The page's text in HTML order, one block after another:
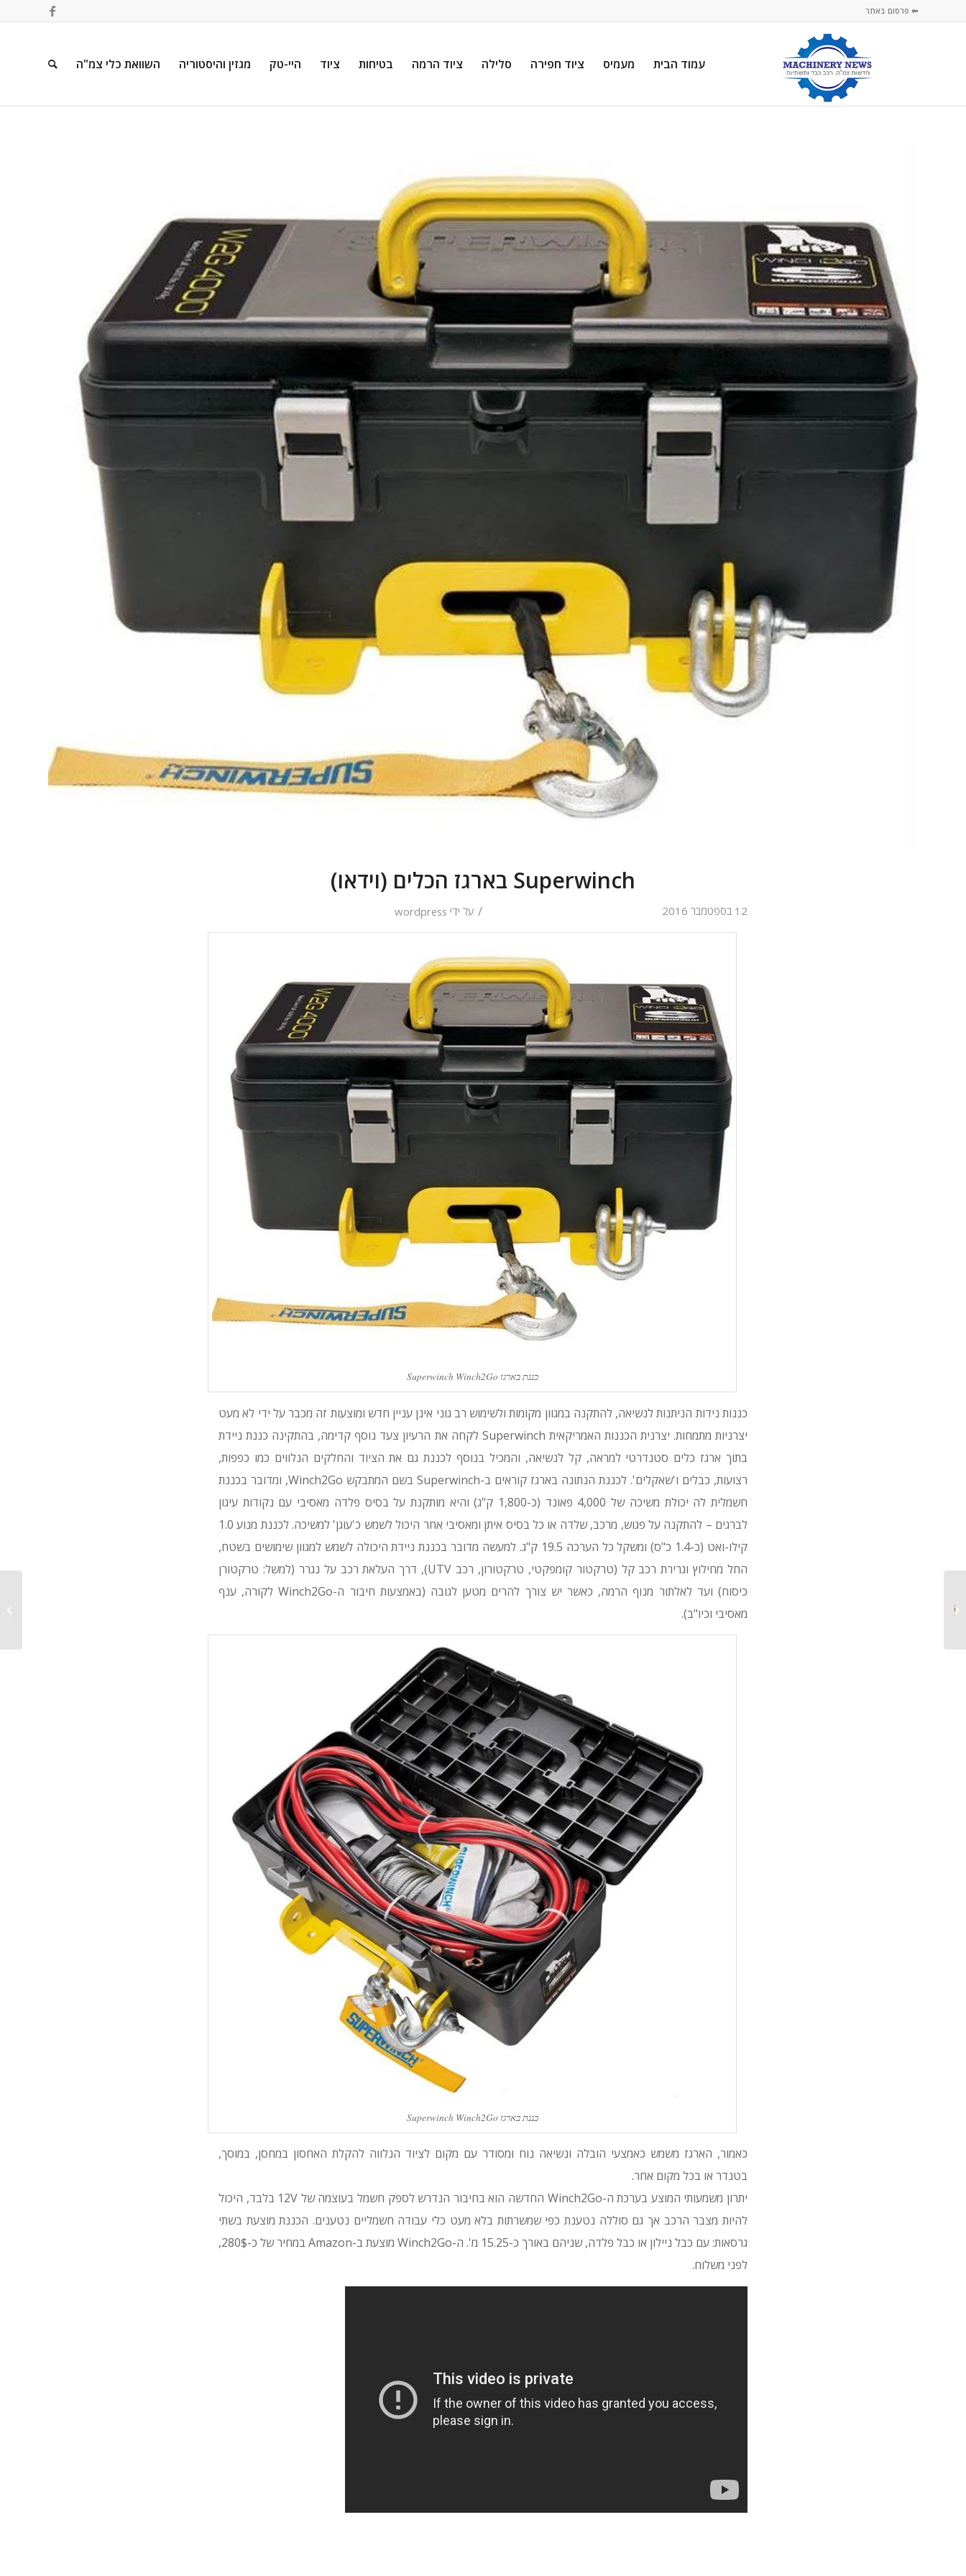
⬅ פרסום באתר
עמוד הבית מעמיס ציוד חפירה סלילה ציוד הרמה בטיחות ציוד היי-טק מגזין והיסטוריה השוואת כלי צמ"ה
Superwinch בארגז הכלים (וידאו)
12 בספטמבר 2016 / על ידי wordpress
כננת בארגז Superwinch Winch2Go
כננות נידות הניתנות לנשיאה, להתקנה במגוון מקומות ולשימוש רב גוני אינן עניין חדש ומוצעות זה מכבר על ידי לא מעט
יצרניות מתמחות. יצרנית הכננות האמריקאית Superwinch לקחה את הרעיון צעד נוסף קדימה, בהתקינה כננת ניידת
בתוך ארגז כלים סטנדרטי למראה, קל לנשיאה, והמכיל בנוסף לכננת גם את הציוד והחלקים הנלווים כמו כפפות,
רצועות, כבלים ו'שאקלים'. לכננת הנתונה בארגז קוראים ב-Superwinch בשם המתבקש Winch2Go, ומדובר בכננת
חשמלית לה יכולת משיכה של 4,000 פאונד (כ-1,800 ק"ג) והיא מותקנת על בסיס פלדה מאסיבי עם נקודות עיגון
לברגים – להתקנה על פגוש, מרכב, שלדה או כל בסיס איתן ומאסיבי אחר היכול לשמש כ'עוגן' למשיכה. לכננת מנוע 1.0
קילו-ואט (כ-1.4 כ"ס) ומשקל כל הערכה 19.5 ק"ג. למעשה מדובר בכננת ניידת היכולה לשמש למגוון שימושים בשטח,
החל מחילוץ וגרירת רכב קל (טרקטור קומפקטי, טרקטורון, רכב UTV), דרך העלאת רכב על נגרר (למשל: טרקטורן
כיסוח) ועד לאלתור מנוף הרמה, כאשר יש צורך להרים מטען לגובה (באמצעות חיבור ה-Winch2Go לקורה, ענף
מאסיבי וכיו"ב).
כננת בארגז Superwinch Winch2Go
כאמור, הארגז משמש כאמצעי הובלה ונשיאה נוח ומסודר עם מקום לציוד הנלווה להקלת האחסון במחסן, במוסך,
בטנדר או בכל מקום אחר.
יתרון משמעותי המוצע בערכת ה-Winch2Go החדשה הוא בחיבור הנדרש לספק חשמל בעוצמה של 12V בלבד, היכול
להיות מצבר הרכב אך גם סוללה נטענת כפי שמשרתות בלא מעט כלי עבודה חשמליים נטענים. הכננת מוצעת בשתי
גרסאות: עם כבל ניילון או כבל פלדה, שניהם באורך כ-15.25 מ'. ה-Winch2Go מוצעת ב-Amazon במחיר של כ-280$,
לפני משלוח.
חדשים